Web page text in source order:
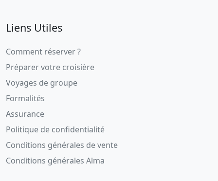
Liens Utiles
Comment réserver ?
Préparer votre croisière
Voyages de groupe
Formalités
Assurance
Politique de confidentialité
Conditions générales de vente
Conditions générales Alma